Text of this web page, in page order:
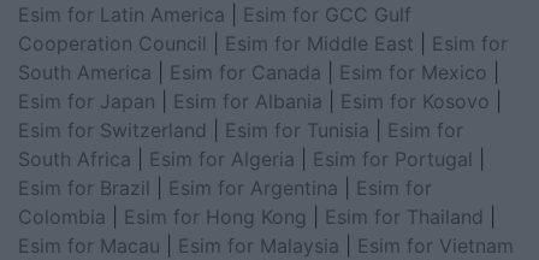
Esim for Latin America
Esim for GCC Gulf
Cooperation Council
Esim for Middle East
Esim for
South America
Esim for Canada Esim for Mexico
Esim for Japan
Esim for Albania Esim for Kosovo
Esim for Switzerland
Esim for Tunisia
Esim for
South Africa
Esim for Algeria Esim for Portugal
Esim for Brazil
Esim for Argentina
Esim for
Colombia
Esim for Hong Kong Esim for Thailand
Esim for Macau
Esim for Malaysia
Esim for Vietnam